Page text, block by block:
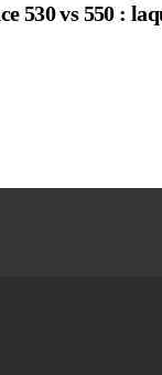
530 vs 550 :